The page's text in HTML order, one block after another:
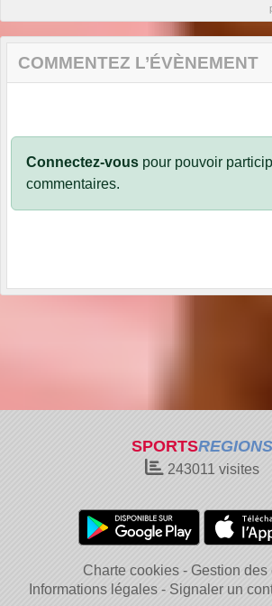
COMMENTEZ L’ÉVÈNEMENT
Connectez-vous pour pouvoir
commentaires.
SPORTSREGIONS
243011 visites
Charte cookies
Gestion des
Informations légales
Signaler un